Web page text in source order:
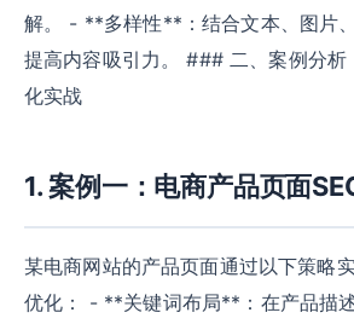
解。 - **多样性**：结合文本、图片
提高内容吸引力。 ### 二、案例分析
化实战
1. 案例一：电商产品页面
某电商网站的产品页面通过以下策略
优化： - **关键词布局**：在产品描